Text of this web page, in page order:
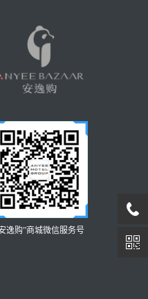
逸购”商城微信服务号